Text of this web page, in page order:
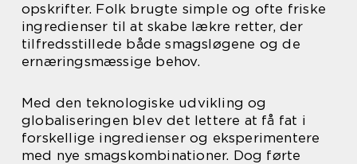
opskrifter. Folk brugte simple og ofte friske
ingredienser til at skabe lækre retter, der
tilfredsstillede både smagsløgene og de
ernæringsmæssige behov.
Med den teknologiske udvikling og
globaliseringen blev det lettere at få fat i
forskellige ingredienser og eksperimentere
med nye smagskombinationer. Dog førte